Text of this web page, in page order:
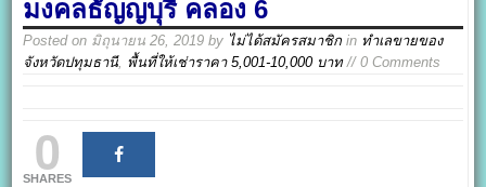
มงคลธัญญบุรี คลอง 6
Posted on มิถุนายน 26, 2019 by ไม่ได้สมัครสมาชิก in ทำเลขายของ
จังหวัดปทุมธานี, พื้นที่ให้เช่าราคา 5,001-10,000 บาท// 0 Comments
0
SHARES